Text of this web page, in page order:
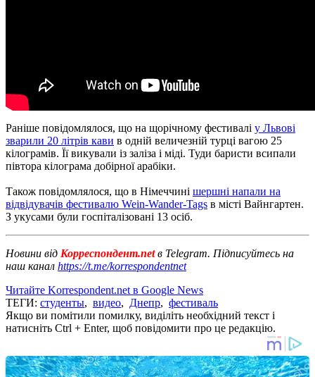
Раніше повідомлялося, що на щорічному фестивалі у Львові
зварили 20 літрів кави в одній величезній турці вагою 25
кілограмів. Її викували із заліза і міді. Туди баристи всипали
півтора кілограма добірної арабіки.
Також повідомлялося, що в Німеччині шершні напали на
відвідувачів фестивалю Wein-Wander-Tags в місті Вайнгартен.
З укусами були госпіталізовані 13 осіб.
Новини від Корреспондент.netв Telegram. Підписуйтесь на
наш канал https://t.me/korrespondentnet
Читайте Korrespondent.net в Google News
ТЕГИ: студенты, видео, Днепр, фестиваль
Якщо ви помітили помилку, виділіть необхідний текст і
натисніть Ctrl + Enter, щоб повідомити про це редакцію.